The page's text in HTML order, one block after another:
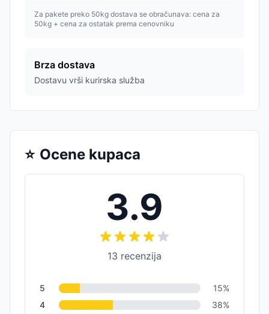
Za pakete preko 50kg dostava se obračunava: cena za
50kg + cena za ostatak prema cenovniku
Brza dostava
Dostavu vrši kurirska služba
⭐ Ocene kupaca
3.9
13 recenzija
5 15%
4
38%